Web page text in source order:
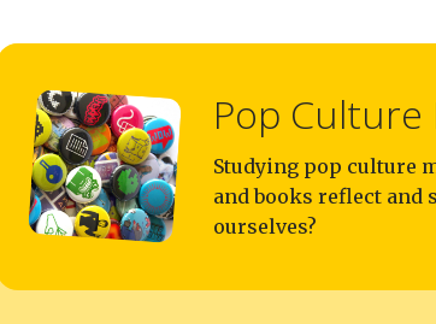
Pop
Studying pop culture
and books reflect and
ourselves?